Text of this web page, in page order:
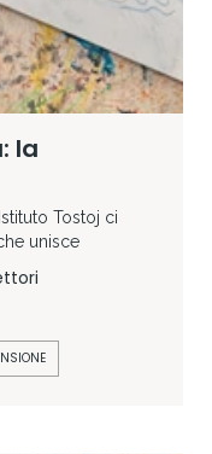
la
Tostoj ci
unisce